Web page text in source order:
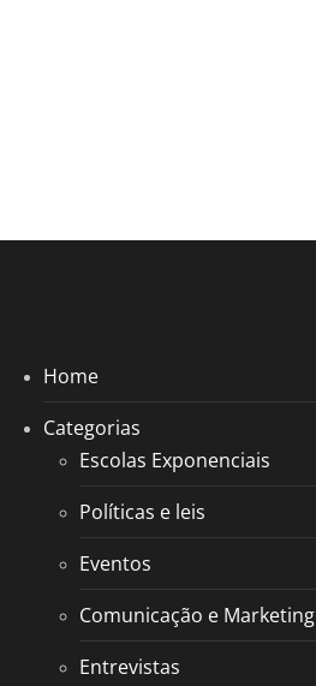
Home
Categorias
Escolas Exponenciais
Políticas e leis
Eventos
Comunicação e Marketing
Entrevistas